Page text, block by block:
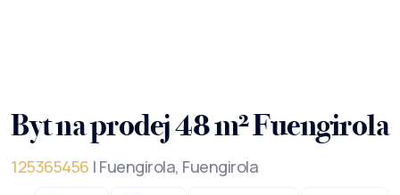
Byt na prodej 48 m² Fuengirola
125365456 | Fuengirola, Fuengirola